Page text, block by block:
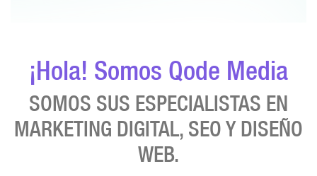
¡Hola! Somos Qode Media
SOMOS SUS ESPECIALISTAS EN
MARKETING DIGITAL, SEO Y DISEÑO
WEB.